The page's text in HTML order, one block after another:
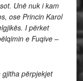
Unë nuk i kam
ose Princin Karol
I përket
e Fuqive –
përpjekjet